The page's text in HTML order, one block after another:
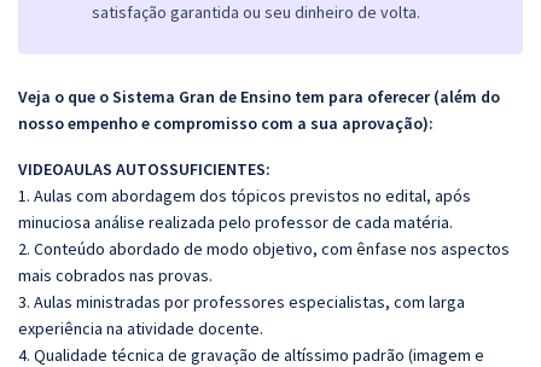
satisfação garantida ou seu dinheiro de volta.
Veja o que o Sistema Gran de Ensino tem para oferecer (além do
nosso empenho e compromisso com a sua aprovação):
VIDEOAULAS AUTOSSUFICIENTES:
1. Aulas com abordagem dos tópicos previstos no edital, após
minuciosa análise realizada pelo professor de cada matéria.
2. Conteúdo abordado de modo objetivo, com ênfase nos aspectos
mais cobrados nas provas.
3. Aulas ministradas por professores especialistas, com larga
experiência na atividade docente.
4. Qualidade técnica de gravação de altíssimo padrão (imagem e